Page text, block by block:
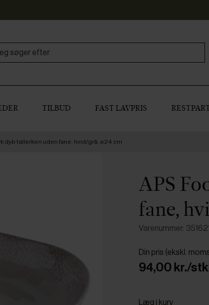
TILBUD FAST LAVPRIS
dyb tallerken uden fane, hvid/grå, ø24 cm
APS
fane,
Varenummer:
Din pris (ekskl.
94,00 kr./
Læg i kurv